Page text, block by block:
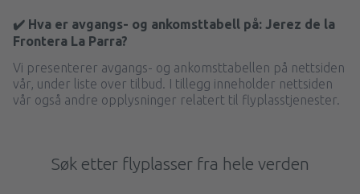
✔️ Hva er avgangs- og ankomsttabell på: Jerez de la
Frontera La Parra?
Vi presenterer avgangs- og ankomsttabellen på nettsiden
vår, under liste over tilbud. I tillegg inneholder nettsiden
vår også andre opplysninger relatert til flyplasstjenester.
Søk etter flyplasser fra hele verden